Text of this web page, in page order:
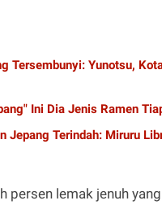
Tersembunyi: Yunotsu,
Ini Dia Jenis Ramen
Jepang Terindah: Miruru
persen lemak jenuh